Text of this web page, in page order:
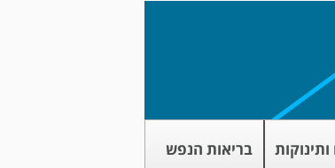
ותינוקות בריאות הנפש